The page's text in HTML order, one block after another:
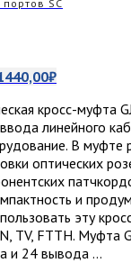
SC
₽
кросс-муфта
линейного
В муфте
оптических
и
эту
TV, FTTH. Муфта
и 24 вывода …